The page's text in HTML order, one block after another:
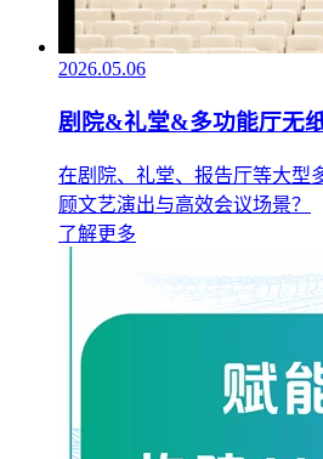
2026.05.06
剧院&礼堂&多功能厅无
在剧院、礼堂、报告厅等大型
顾文艺演出与高效会议场景？
了解更多